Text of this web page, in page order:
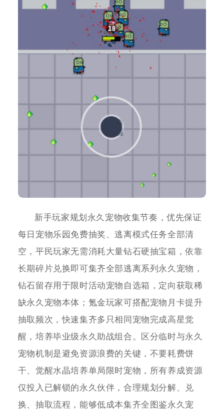
新手玩家规划永久宠物收集节奏，优先保证
每日宠物乐园免费抽奖、逃离模式任务全部清
空，平民玩家无需消耗大量钻石硬抽宝箱，依靠
长期碎片兑换即可集齐全部逃离系列永久宠物，
钻石留存用于限时活动宠物自选箱，定向获取稀
缺永久宠物本体；氪金玩家可搭配宠物月卡提升
抽取频次，快速集齐多只相同宠物完成高星觉
醒，培养毕业级永久助战组合。区分临时与永久
宠物机制是避免资源浪费的关键，不要耗费饼
干、觉醒水晶培养单局限时宠物，所有养成资源
仅投入已解锁的永久伙伴，合理规划分解、兑
换、抽取流程，能够低成本集齐全图鉴永久宠